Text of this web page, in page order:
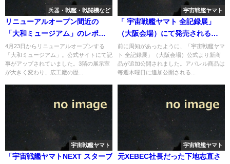
兵器・戦艦・戦闘機など
リニューアルオープン間近の
「大和ミュージアム」のレポー
トが公開中
4月23日からリニューアルオープンする
「大和ミュージアム」。公式サイトにて記
事がアップされていました。3階の展示室
が大きく変わり、広工廠の歴...
宇宙戦艦ヤマト
「 宇宙戦艦ヤマト 全記録展」
（大阪会場）にて発売される新
商品追加公開
前に周知があったように、「宇宙戦艦ヤマ
ト 全記録展」（大阪会場）公式より新商
品が追加公開されました。アパレル商品は
毎週木曜日に追加公開される...
宇宙戦艦ヤマト
「宇宙戦艦ヤマトNEXT スターブ
宇宙戦艦ヤマト
元XEBEC社長だった下地志直さ